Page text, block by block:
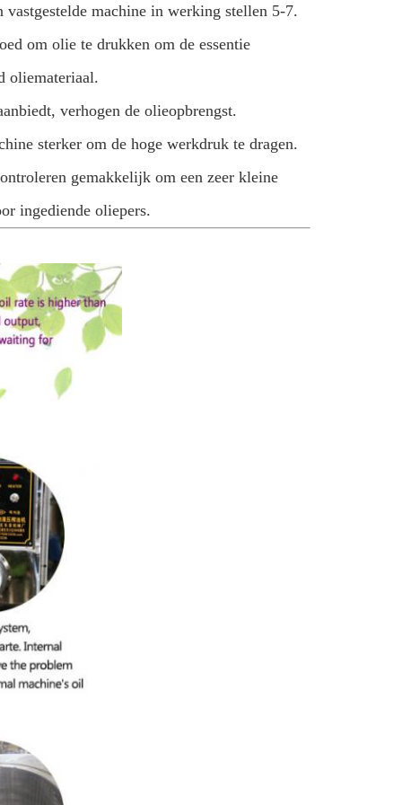
vastgestelde machine in werking stellen 5-7.
om olie te drukken om de essentie
oliemateriaal.
verhogen de olieopbrengst.
sterker om de hoge werkdruk te dragen.
gemakkelijk om een zeer kleine
ingediende oliepers.